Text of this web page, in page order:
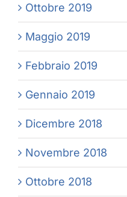
Ottobre 2019
Maggio 2019
Febbraio 2019
Gennaio 2019
Dicembre 2018
Novembre 2018
Ottobre 2018